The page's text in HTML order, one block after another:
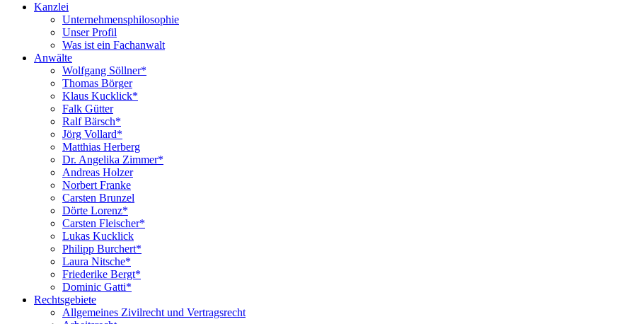
Kanzlei
Unternehmensphilosophie
Unser Profil
Was ist ein Fachanwalt
Anwälte
Wolfgang Söllner*
Thomas Börger
Klaus Kucklick*
Falk Gütter
Ralf Bärsch*
Jörg Vollard*
Matthias Herberg
Dr. Angelika Zimmer*
Andreas Holzer
Norbert Franke
Carsten Brunzel
Dörte Lorenz*
Carsten Fleischer*
Lukas Kucklick
Philipp Burchert*
Laura Nitsche*
Friederike Bergt*
Dominic Gatti*
Rechtsgebiete
Allgemeines Zivilrecht und Vertragsrecht